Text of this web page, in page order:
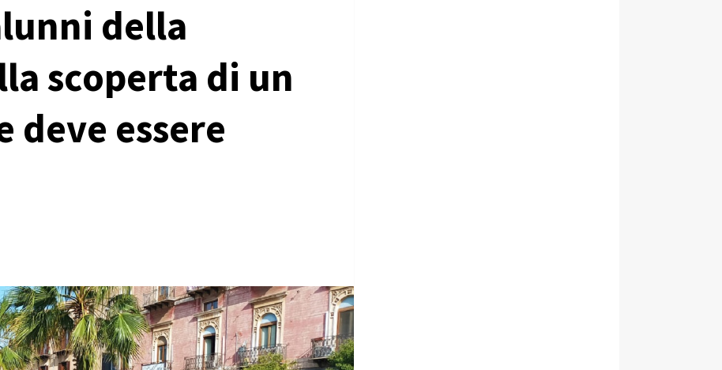
della
scoperta di un
essere